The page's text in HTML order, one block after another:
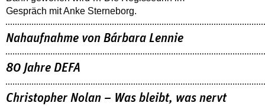
Gespräch mit Anke Sterneborg.
Nahaufnahme von Bárbara Lennie
80 Jahre DEFA
Christopher Nolan – Was bleibt, was nervt